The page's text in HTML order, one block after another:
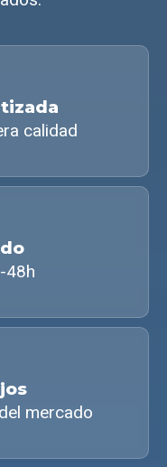
calidad
48h
mercado